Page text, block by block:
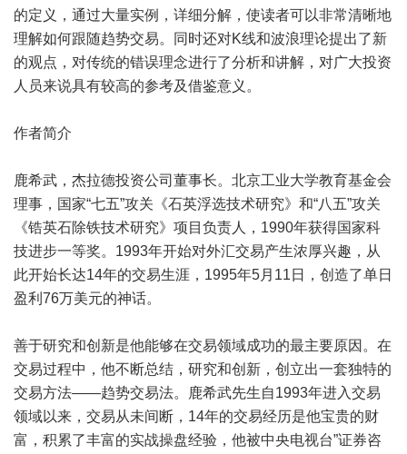
的定义，通过大量实例，详细分解，使读者可以非常清晰地
理解如何跟随趋势交易。同时还对K线和波浪理论提出了新
的观点，对传统的错误理念进行了分析和讲解，对广大投资
人员来说具有较高的参考及借鉴意义。
作者简介
鹿希武，杰拉德投资公司董事长。北京工业大学教育基金会
理事，国家“七五”攻关《石英浮选技术研究》和“八五”攻关
《锆英石除铁技术研究》项目负责人，1990年获得国家科
技进步一等奖。1993年开始对外汇交易产生浓厚兴趣，从
此开始长达14年的交易生涯，1995年5月11日，创造了单日
盈利76万美元的神话。
善于研究和创新是他能够在交易领域成功的最主要原因。在
交易过程中，他不断总结，研究和创新，创立出一套独特的
交易方法——趋势交易法。鹿希武先生自1993年进入交易
领域以来，交易从未间断，14年的交易经历是他宝贵的财
富，积累了丰富的实战操盘经验，他被中央电视台”证券咨